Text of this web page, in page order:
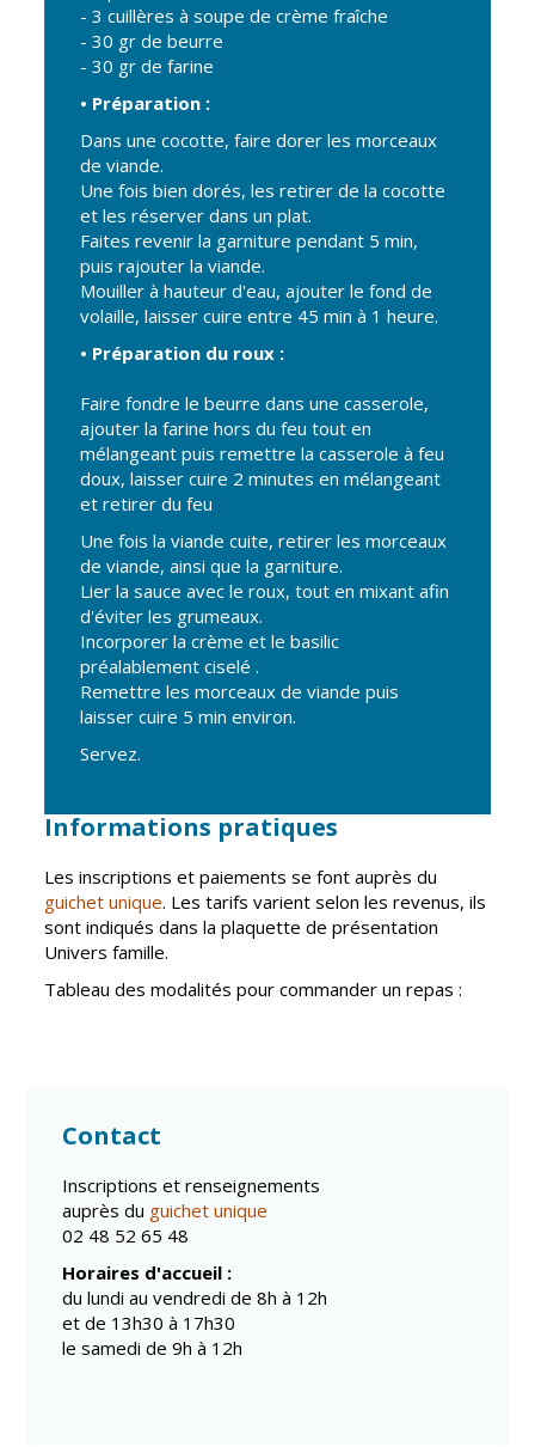
Gare de Vierzon
Travaux
Refuge canin
Marchés
Urbanisme et
logement
Économie et
commerce
Réseau de
chaleur urbain
- 3 cuillères à soupe de crème fraîche
- 30 gr de beurre
- 30 gr de farine
• Préparation :
Dans une cocotte, faire dorer les morceaux
de viande.
Une fois bien dorés, les retirer de la cocotte
et les réserver dans un plat.
Faites revenir la garniture pendant 5 min,
puis rajouter la viande.
Mouiller à hauteur d'eau, ajouter le fond de
volaille, laisser cuire entre 45 min à 1 heure.
• Préparation du roux :
Faire fondre le beurre dans une casserole,
ajouter la farine hors du feu tout en
mélangeant puis remettre la casserole à feu
doux, laisser cuire 2 minutes en mélangeant
et retirer du feu
Une fois la viande cuite, retirer les morceaux
de viande, ainsi que la garniture.
Lier la sauce avec le roux, tout en mixant afin
d'éviter les grumeaux.
Incorporer la crème et le basilic
préalablement ciselé .
Remettre les morceaux de viande puis
laisser cuire 5 min environ.
Servez.
Informations pratiques
Les inscriptions et paiements se font auprès du
guichet unique. Les tarifs varient selon les revenus, ils
sont indiqués dans la plaquette de présentation
Univers famille.
Tableau des modalités pour commander un repas :
Contact
Inscriptions et renseignements
auprès du guichet unique
02 48 52 65 48
Horaires d'accueil :
du lundi au vendredi de 8h à 12h
et de 13h30 à 17h30
le samedi de 9h à 12h